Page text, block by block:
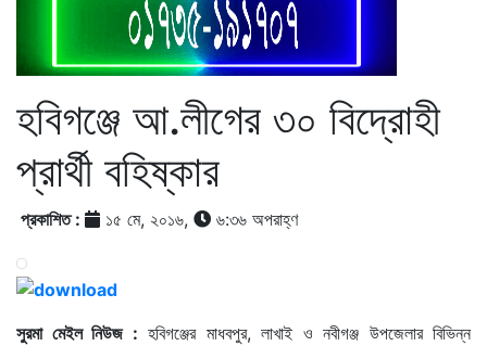
হবিগঞ্জে আ.লীগের ৩০ বিদ্রোহী
প্রার্থী বহিষ্কার
প্রকাশিত : ১৫ মে, ২০১৬, ৬:৩৬ অপরাহ্ণ
সুরমা মেইল নিউজ : হবিগঞ্জের মাধবপুর, লাখাই ও নবীগঞ্জ উপজেলার বিভিন্ন